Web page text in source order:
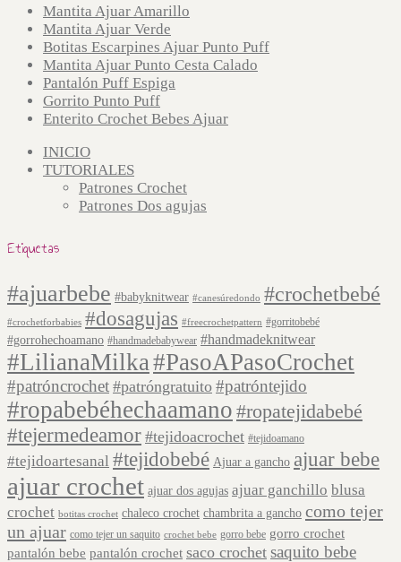
Mantita Ajuar Amarillo
Mantita Ajuar Verde
Botitas Escarpines Ajuar Punto Puff
Mantita Ajuar Punto Cesta Calado
Pantalón Puff Espiga
Gorrito Punto Puff
Enterito Crochet Bebes Ajuar
INICIO
TUTORIALES
Patrones Crochet
Patrones Dos agujas
Etiquetas
#ajuarbebe #babyknitwear #canesúredondo #crochetbebé
#crochetforbabies #dosagujas #freecrochetpattern #gorritobebé
#gorrohechoamano #handmadebabywear #handmadeknitwear
#LilianaMilka #PasoAPasoCrochet
#patróncrochet #patróngratuito #patróntejido
#ropabebéhechaamano #ropatejidabebé
#tejermedeamor #tejidoacrochet #tejidoamano
#tejidoartesanal #tejidobebé Ajuar a gancho ajuar bebe
ajuar crochet ajuar dos agujas ajuar ganchillo blusa
crochet botitas crochet chaleco crochet chambrita a gancho como tejer
un ajuar como tejer un saquito crochet bebe gorro bebe gorro crochet
pantalón bebe pantalón crochet saco crochet saquito bebe